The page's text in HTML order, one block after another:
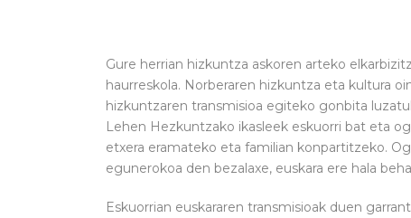
Gure herrian hizkuntza askoren arteko
haurreskola. Norberaren hizkuntza eta kultura
hizkuntzaren transmisioa egiteko gonbita
Lehen Hezkuntzako ikasleek eskuorri bat eta
etxera eramateko eta familian konpartitzeko.
egunerokoa den bezalaxe, euskara ere hala
Eskuorrian euskararen transmisioak duen